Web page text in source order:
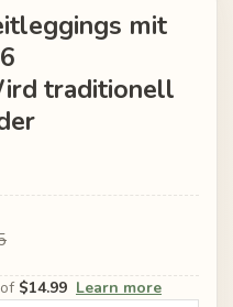
mit
traditionell
$14.99 Learn more